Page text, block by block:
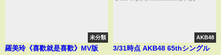
未分類
羅美玲《喜歡就是喜歡》MV版
AKB48
3/31時点 AKB48 65thシングル